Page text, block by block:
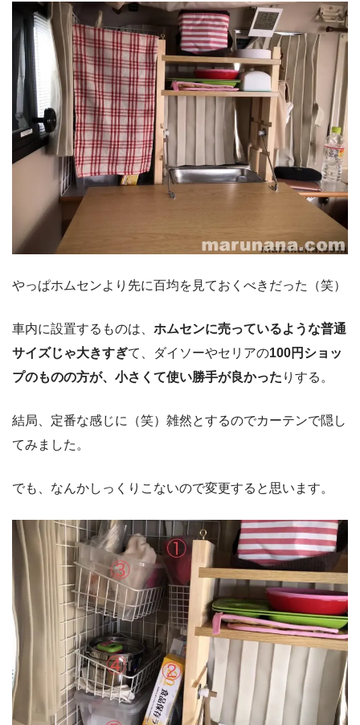
やっぱホムセンより先に百均を見ておくべきだった（笑）
車内に設置するものは、 ホムセンに売っているような普通
サイズじゃ大きすぎて、ダイソーやセリアの100円ショッ
プのものの方が、小さくて使い勝手が良かった りする。
結局、定番な感じに（笑）雑然とするのでカーテンで隠し
てみました。
でも、なんかしっくりこないので変更すると思います。